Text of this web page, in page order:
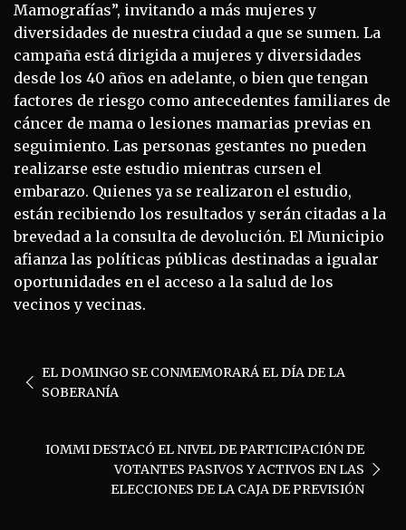
Mamografías”, invitando a más mujeres y
diversidades de nuestra ciudad a que se sumen. La
campaña está dirigida a mujeres y diversidades
desde los 40 años en adelante, o bien que tengan
factores de riesgo como antecedentes familiares de
cáncer de mama o lesiones mamarias previas en
seguimiento. Las personas gestantes no pueden
realizarse este estudio mientras cursen el
embarazo. Quienes ya se realizaron el estudio,
están recibiendo los resultados y serán citadas a la
brevedad a la consulta de devolución. El Municipio
afianza las políticas públicas destinadas a igualar
oportunidades en el acceso a la salud de los
vecinos y vecinas.
de EL DOMINGO SE CONMEMORARÁ EL DÍA DE LA
SOBERANÍA
IOMMI DESTACÓ EL NIVEL DE PARTICIPACIÓN DE
VOTANTES PASIVOS Y ACTIVOS EN LAS
ELECCIONES DE LA CAJA DE PREVISIÓN